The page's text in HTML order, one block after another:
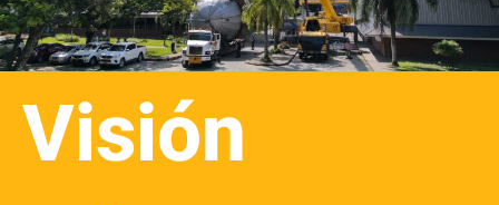
Visión